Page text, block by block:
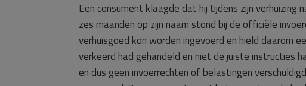
Een consument klaagde dat hij tijdens zijn
zes maanden op zijn naam stond bij de officiële
verhuisgoed kon worden ingevoerd en hield
verkeerd had gehandeld en niet de juiste instructies
en dus geen invoerrechten of belastingen